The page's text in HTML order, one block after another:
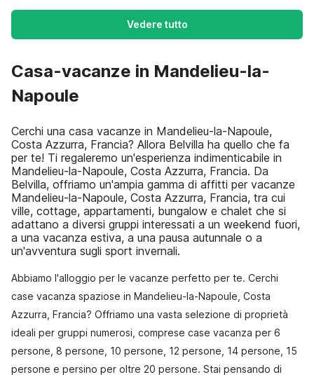
Vedere tutto
Casa-vacanze in Mandelieu-la-
Napoule
Cerchi una casa vacanze in Mandelieu-la-Napoule,
Costa Azzurra, Francia? Allora Belvilla ha quello che fa
per te! Ti regaleremo un'esperienza indimenticabile in
Mandelieu-la-Napoule, Costa Azzurra, Francia. Da
Belvilla, offriamo un'ampia gamma di affitti per vacanze
Mandelieu-la-Napoule, Costa Azzurra, Francia, tra cui
ville, cottage, appartamenti, bungalow e chalet che si
adattano a diversi gruppi interessati a un weekend fuori,
a una vacanza estiva, a una pausa autunnale o a
un'avventura sugli sport invernali.
Abbiamo l'alloggio per le vacanze perfetto per te. Cerchi
case vacanza spaziose in Mandelieu-la-Napoule, Costa
Azzurra, Francia? Offriamo una vasta selezione di proprietà
ideali per gruppi numerosi, comprese case vacanza per 6
persone, 8 persone, 10 persone, 12 persone, 14 persone, 15
persone e persino per oltre 20 persone. Stai pensando di